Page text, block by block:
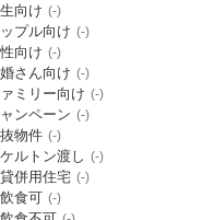
向け (-)
プル向け (-)
向け (-)
さん向け (-)
ミリー向け (-)
ンペーン (-)
物件 (-)
ルトン渡し (-)
併用住宅 (-)
食可 (-)